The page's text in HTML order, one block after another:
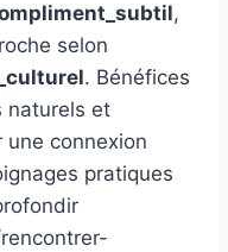
,
selon
. Bénéfices
naturels et
une connexion
pratiques